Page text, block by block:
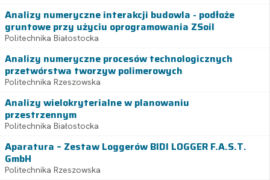
Analizy numeryczne interakcji budowla - podłoże
gruntowe przy użyciu oprogramowania ZSoil
Politechnika Białostocka
Analizy numeryczne procesów technologicznych
przetwórstwa tworzyw polimerowych
Politechnika Rzeszowska
Analizy wielokryterialne w planowaniu
przestrzennym
Politechnika Białostocka
Aparatura – Zestaw Loggerów BIDI LOGGER F.A.S.T.
GmbH
Politechnika Rzeszowska